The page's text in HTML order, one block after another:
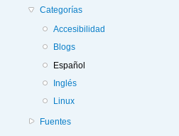
Categorías
Accesibilidad
Blogs
Español
Inglés
Linux
Fuentes